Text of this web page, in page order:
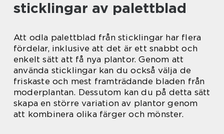
sticklingar av palettblad
Att odla palettblad från sticklingar har flera
fördelar, inklusive att det är ett snabbt och
enkelt sätt att få nya plantor. Genom att
använda sticklingar kan du också välja de
friskaste och mest framträdande bladen från
moderplantan. Dessutom kan du på detta sätt
skapa en större variation av plantor genom
att kombinera olika färger och mönster.